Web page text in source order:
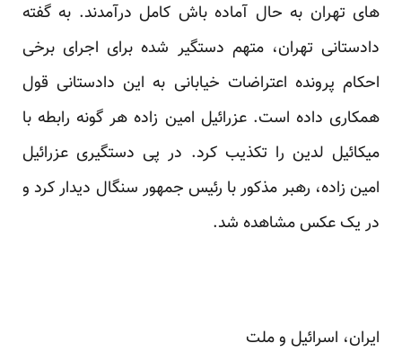
های تهران به حال آماده باش کامل درآمدند. به گفته
دادستانی تهران، متهم دستگیر شده برای اجرای برخی
احکام پرونده اعتراضات خیابانی به این دادستانی قول
همکاری داده است. عزرائیل امین زاده هر گونه رابطه با
میکائیل لدین را تکذیب کرد. در پی دستگیری عزرائیل
امین زاده، رهبر مذکور با رئیس جمهور سنگال دیدار کرد و
در یک عکس مشاهده شد.
ایران، اسرائیل و ملت